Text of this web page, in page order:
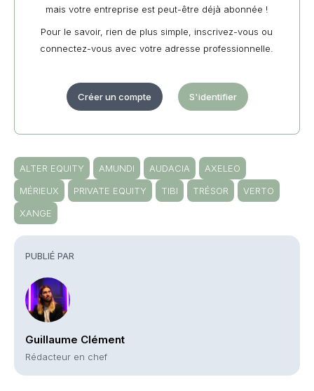
PUBLIÉ PAR
Guillaume Clément
Rédacteur en chef
mais votre entreprise est peut-être déjà abonnée !
Pour le savoir, rien de plus simple, inscrivez-vous ou
connectez-vous avec votre adresse professionnelle.
Créer un compte S'identifier
ALTER EQUITY AMUNDI AUDACIA
AXELEO
MÉRIEUX
PRIVATE EQUITY TIBI TRÉSOR
VERTO
XANGE